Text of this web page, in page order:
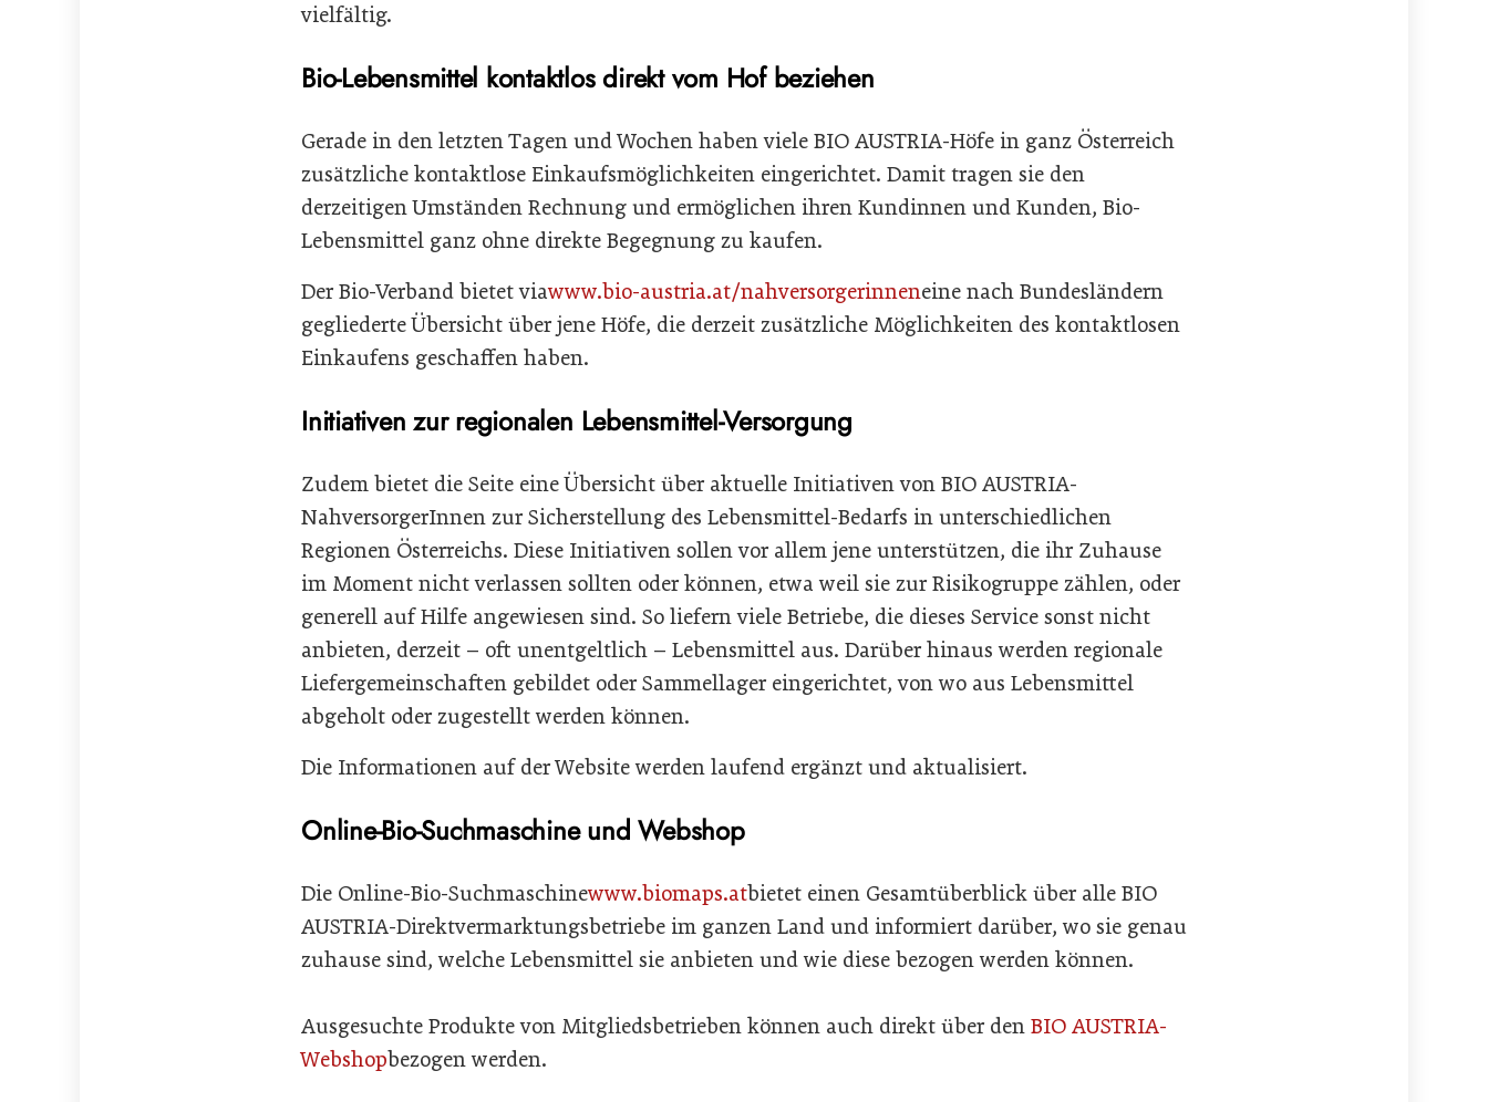
vielfältig.
Bio-Lebensmittel kontaktlos direkt vom Hof beziehen
Gerade in den letzten Tagen und Wochen haben viele BIO AUSTRIA-Höfe in ganz Österreich
zusätzliche kontaktlose Einkaufsmöglichkeiten eingerichtet. Damit tragen sie den
derzeitigen Umständen Rechnung und ermöglichen ihren Kundinnen und Kunden, Bio-
Lebensmittel ganz ohne direkte Begegnung zu kaufen.
Der Bio-Verband bietet viawww.bio-austria.at/nahversorgerinneneine nach Bundesländern
gegliederte Übersicht über jene Höfe, die derzeit zusätzliche Möglichkeiten des kontaktlosen
Einkaufens geschaffen haben.
Initiativen zur regionalen Lebensmittel-Versorgung
Zudem bietet die Seite eine Übersicht über aktuelle Initiativen von BIO AUSTRIA-
NahversorgerInnen zur Sicherstellung des Lebensmittel-Bedarfs in unterschiedlichen
Regionen Österreichs. Diese Initiativen sollen vor allem jene unterstützen, die ihr Zuhause
im Moment nicht verlassen sollten oder können, etwa weil sie zur Risikogruppe zählen, oder
generell auf Hilfe angewiesen sind. So liefern viele Betriebe, die dieses Service sonst nicht
anbieten, derzeit – oft unentgeltlich – Lebensmittel aus. Darüber hinaus werden regionale
Liefergemeinschaften gebildet oder Sammellager eingerichtet, von wo aus Lebensmittel
abgeholt oder zugestellt werden können.
Die Informationen auf der Website werden laufend ergänzt und aktualisiert.
Online-Bio-Suchmaschine und Webshop
Die Online-Bio-Suchmaschinewww.biomaps.atbietet einen Gesamtüberblick über alle BIO
AUSTRIA-Direktvermarktungsbetriebe im ganzen Land und informiert darüber, wo sie genau
zuhause sind, welche Lebensmittel sie anbieten und wie diese bezogen werden können.
Ausgesuchte Produkte von Mitgliedsbetrieben können auch direkt über den BIO AUSTRIA-
Webshopbezogen werden.